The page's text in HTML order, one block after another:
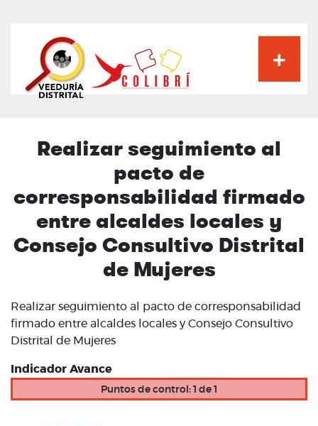
principal
Realizar seguimiento al
pacto de
corresponsabilidad firmado
entre alcaldes locales y
Consejo Consultivo Distrital
de Mujeres
Realizar seguimiento al pacto de corresponsabilidad
firmado entre alcaldes locales y Consejo Consultivo
Distrital de Mujeres
Indicador Avance
Puntos de control: 1 de 1